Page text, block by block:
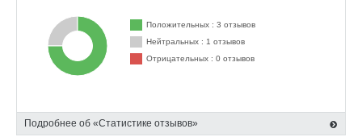
Для того чтобы прочитать отзывы об автосалоне ФОРМУЛА
91 покупателей и работников фирмы, найти адрес
официального сайта, телефоны главного офиса, а также
узнать режим работы компании вы сможете на нашем сайте.
Положительных : 3 отзывов
Нейтральных : 1 отзывов
Отрицательных : 0 отзывов
Подробнее об «Статистике отзывов»